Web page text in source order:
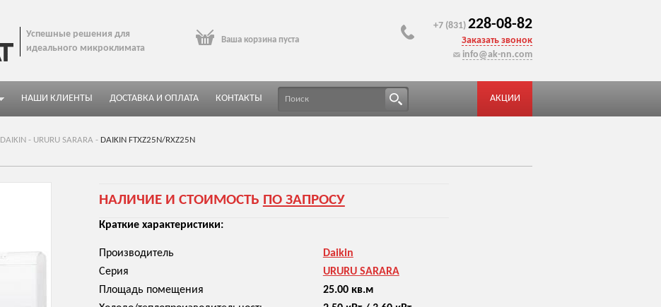
Успешные решения для
идеального микроклимата
Ваша корзина пуста
+7 (831) 228-08-82
Заказать звонок
info@ak-nn.com
НАШИ КЛИЕНТЫ ДОСТАВКА И ОПЛАТА КОНТАКТЫ АКЦИИ
DAIKIN - URURU SARARA - DAIKIN FTXZ25N/RXZ25N
НАЛИЧИЕ И СТОИМОСТЬ ПО ЗАПРОСУ
Краткие характеристики:
Производитель
Daikin
Серия
URURU SARARA
Площадь помещения
25.00 кв.м